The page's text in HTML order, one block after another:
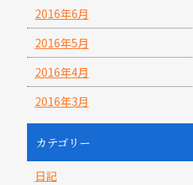
2016年6月
2016年5月
2016年4月
2016年3月
カテゴリー
日記